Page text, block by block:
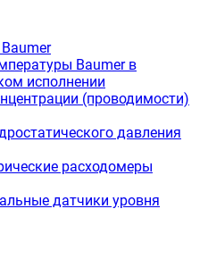
Baumer в
исполнении
(проводимости)
давления
расходомеры
датчики уровня